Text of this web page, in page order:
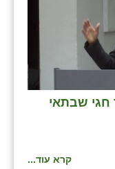
קרא עוד...